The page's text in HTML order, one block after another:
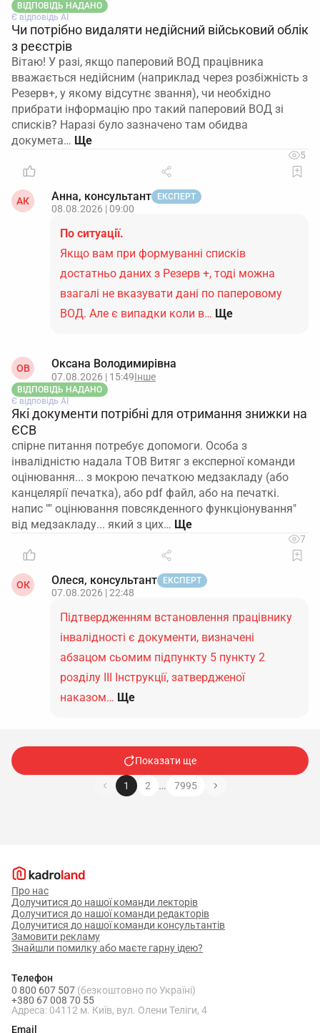
ВІДПОВІДЬ НАДАНО
Є відповідь АІ
Чи потрібно видаляти недійсний військовий облік
з реєстрів
Вітаю! У разі, якщо паперовий ВОД працівника
вважається недійсним (наприклад через розбіжність з
Резерв+, у якому відсутнє звання), чи необхідно
прибрати інформацію про такий паперовий ВОД зі
списків? Наразі було зазначено там обидва
докумета…
5
АК Анна, консультант ЕКСПЕРТ
08.08.2026 | 09:00
По ситуації.
Якщо вам при формуванні списків
достатньо даних з Резерв +, тоді можна
взагалі не вказувати дані по паперовому
ВОД. Але є випадки коли в… Ще
ОВ Оксана Володимирівна
07.08.2026 | 15:49Інше
ВІДПОВІДЬ НАДАНО
Є відповідь АІ
Які документи потрібні для отримання знижки на
ЄСВ
спірне питання потребує допомоги. Особа з
інвалідністю надала ТОВ Витяг з експерної команди
оцінювання... з мокрою печаткою медзакладу (або
канцелярії печатка), або pdf файл, або на печаткі.
напис "" оцінювання повсякденного функціонування"
від медзакладу... який з цих…
7
ОК Олеся, консультант ЕКСПЕРТ
07.08.2026 | 22:48
Підтвердженням встановлення працівнику
інвалідності є документи, визначені
абзацом сьомим підпункту 5 пункту 2
розділу ІІІ Інструкції, затвердженої
наказом… Ще
Показати ще
1 2 … 7995
Про нас
Долучитися до нашої команди лекторів
Долучитися до нашої команди редакторів
Долучитися до нашої команди консультантів
Замовити рекламу
Знайшли помилку або маєте гарну ідею?
Телефон
0 800 607 507 (безкоштовно по Україні)
+380 67 008 70 55
Адреса: 04112 м. Київ, вул. Олени Теліги, 4
Email